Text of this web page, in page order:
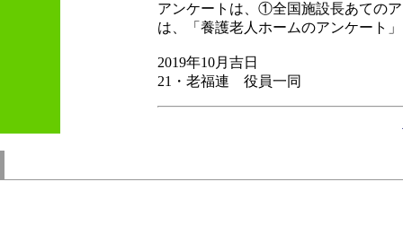
アンケートは、①全国施設長あての
は、「養護老人ホームのアンケート
2019年10月吉日
21・老福連 役員一同